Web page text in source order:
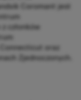
Coromant jest
członków
oraz
Zjednoczonych.